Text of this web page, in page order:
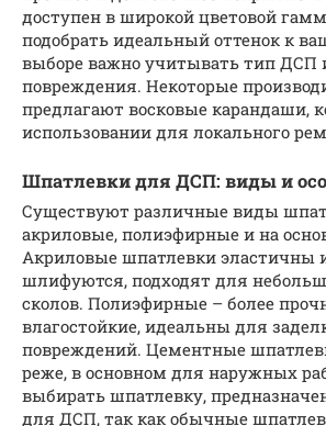
доступен в широкой цветовой
подобрать идеальный оттенок к
выборе важно учитывать тип ДСП
повреждения. Некоторые
предлагают восковые карандаши,
использовании для локального
Шпатлевки для ДСП: виды и
Существуют различные виды
акриловые, полиэфирные и на
Акриловые шпатлевки эластичны
шлифуются, подходят для
сколов. Полиэфирные – более
влагостойкие, идеальны для
повреждений. Цементные
реже, в основном для наружных
выбирать шпатлевку,
для ДСП, так как обычные